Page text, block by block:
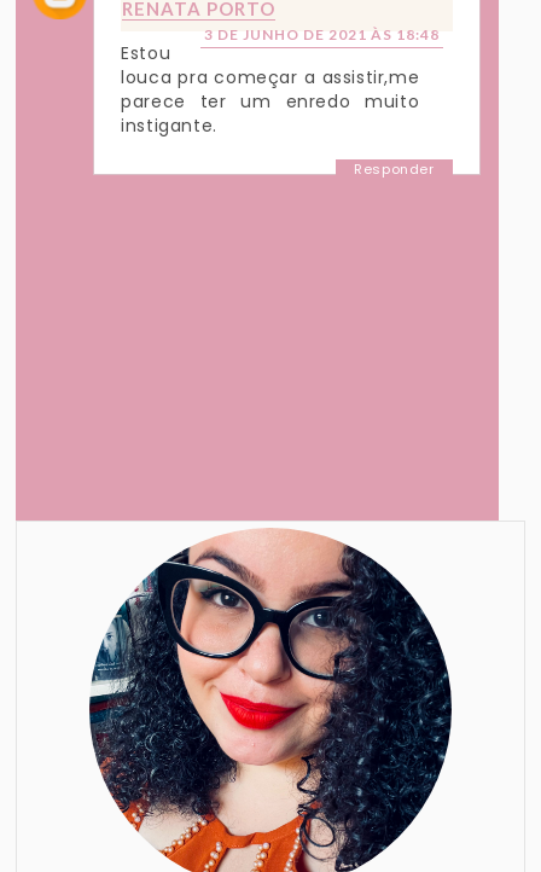
RENATA PORTO
3 DE JUNHO DE 2021 ÀS 18:48
Estou
louca pra começar a assistir,me
parece ter um enredo muito
instigante.
Responder